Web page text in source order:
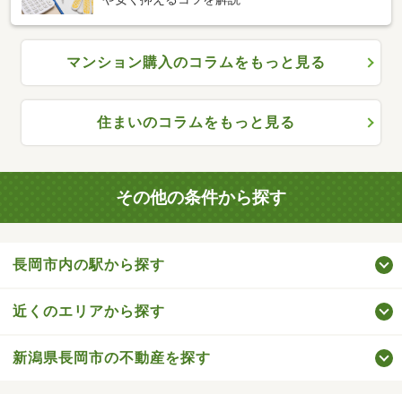
マンション購入のコラムをもっと見る
住まいのコラムをもっと見る
その他の条件から探す
長岡市内の駅から探す
近くのエリアから探す
新潟県長岡市の不動産を探す